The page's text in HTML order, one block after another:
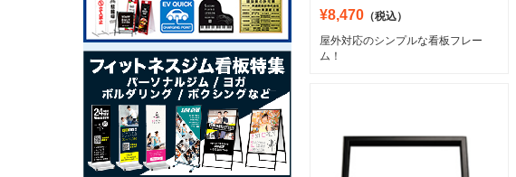
¥8,470 （税込）
屋外対応のシンプルな看板フレー
ム！